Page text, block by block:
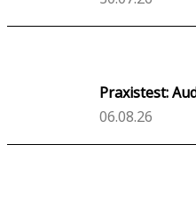
Praxistest:
06.08.26